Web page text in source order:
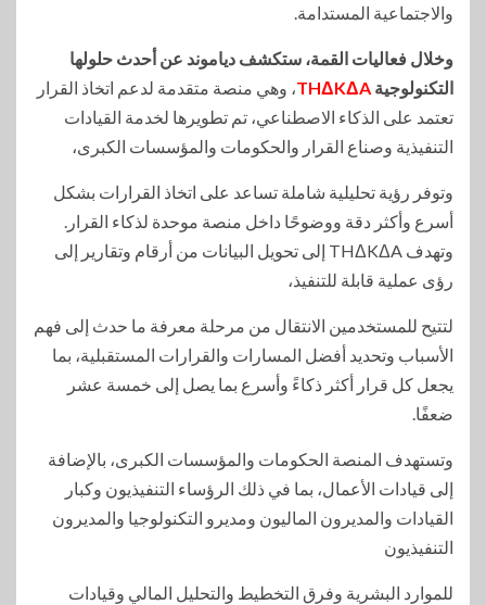
والاجتماعية المستدامة.
وخلال فعاليات القمة، ستكشف دياموند عن أحدث حلولها
التكنولوجية THΔKΔA، وهي منصة متقدمة لدعم اتخاذ القرار
تعتمد على الذكاء الاصطناعي، تم تطويرها لخدمة القيادات
التنفيذية وصناع القرار والحكومات والمؤسسات الكبرى،
وتوفر رؤية تحليلية شاملة تساعد على اتخاذ القرارات بشكل
أسرع وأكثر دقة ووضوحًا داخل منصة موحدة لذكاء القرار.
وتهدف THΔKΔA إلى تحويل البيانات من أرقام وتقارير إلى
رؤى عملية قابلة للتنفيذ،
لتتيح للمستخدمين الانتقال من مرحلة معرفة ما حدث إلى فهم
الأسباب وتحديد أفضل المسارات والقرارات المستقبلية، بما
يجعل كل قرار أكثر ذكاءً وأسرع بما يصل إلى خمسة عشر
ضعفًا.
وتستهدف المنصة الحكومات والمؤسسات الكبرى، بالإضافة
إلى قيادات الأعمال، بما في ذلك الرؤساء التنفيذيون وكبار
القيادات والمديرون الماليون ومديرو التكنولوجيا والمديرون
التنفيذيون
للموارد البشرية وفرق التخطيط والتحليل المالي وقيادات